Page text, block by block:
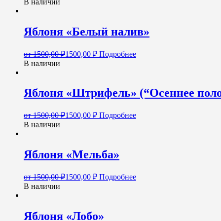
Яблоня «Белый налив»
от1500,00₽1500,00 ₽ Подробнее
В наличии
Яблоня «Штрифель» (“Осеннее
от1500,00₽1500,00 ₽ Подробнее
В наличии
Яблоня «Мельба»
от1500,00₽1500,00 ₽ Подробнее
В наличии
Яблоня «Лобо»